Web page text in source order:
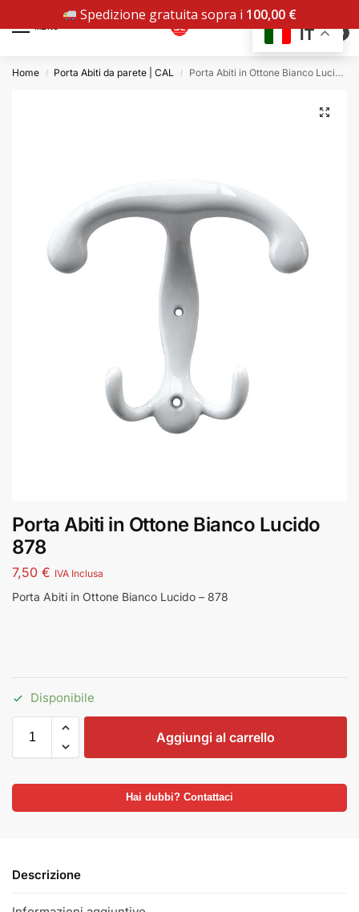
0
Home / Porta Abiti da parete | CAL / Porta Abiti in Ottone Bianco Lucido 878
Porta Abiti in Ottone Bianco Lucido
878
7,50 € IVA Inclusa
Porta Abiti in Ottone Bianco Lucido – 878
Disponibile
Aggiungi al carrello
Hai dubbi? Contattaci
Descrizione
IT
Spedizione gratuita sopra i 100,00 €